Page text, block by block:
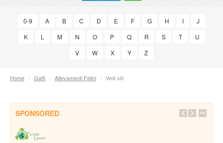
0-9 A B C D E F G H I
J
K
L M N O P Q R S T
U
V
W X Y Z
Home / Gatti / Allevamenti Felini / Vedi siti
SPONSORED